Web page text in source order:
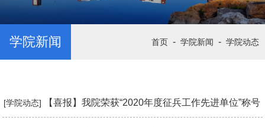
学院新闻 首页 - 学院新闻 - 学院动态
[学院动态] 【喜报】我院荣获“2020年度征兵工作先进单位”称号